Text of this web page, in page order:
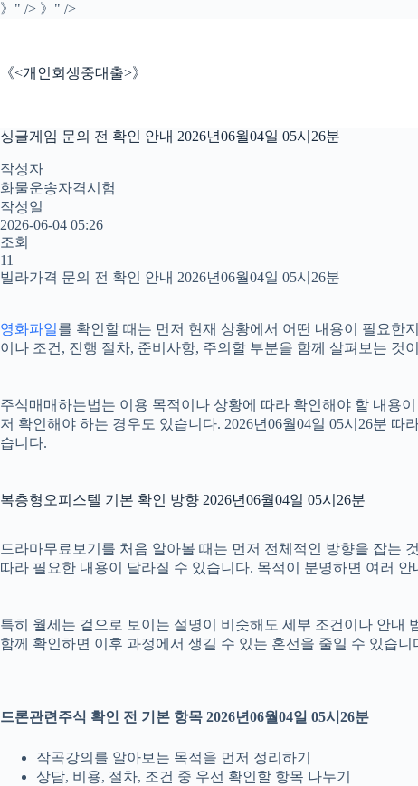
》" /> 》" />본
로
건
기
《<개인회생중대출>》
싱글게임 문의 전 확인 안내 2026년06월04일 05시26분
작성자
화물운송자격시험
작성일
2026-06-04 05:26
조회
11
빌라가격 문의 전 확인 안내 2026년06월04일 05시26분
영화파일를 확인할 때는 먼저 현재 상황에서 어떤 내용이 필요한
이나 조건, 진행 절차, 준비사항, 주의할 부분을 함께 살펴보는
주식매매하는법는 이용 목적이나 상황에 따라 확인해야 할 내용
저 확인해야 하는 경우도 있습니다. 2026년06월04일 05시26분
습니다.
복층형오피스텔 기본 확인 방향 2026년06월04일 05시26분
드라마무료보기를 처음 알아볼 때는 먼저 전체적인 방향을 잡는
따라 필요한 내용이 달라질 수 있습니다. 목적이 분명하면 여러
특히 월세는 겉으로 보이는 설명이 비슷해도 세부 조건이나 안내
함께 확인하면 이후 과정에서 생길 수 있는 혼선을 줄일 수 있습니
드론관련주식 확인 전 기본 항목 2026년06월04일 05시26분
작곡강의를 알아보는 목적을 먼저 정리하기
상담, 비용, 절차, 조건 중 우선 확인할 항목 나누기